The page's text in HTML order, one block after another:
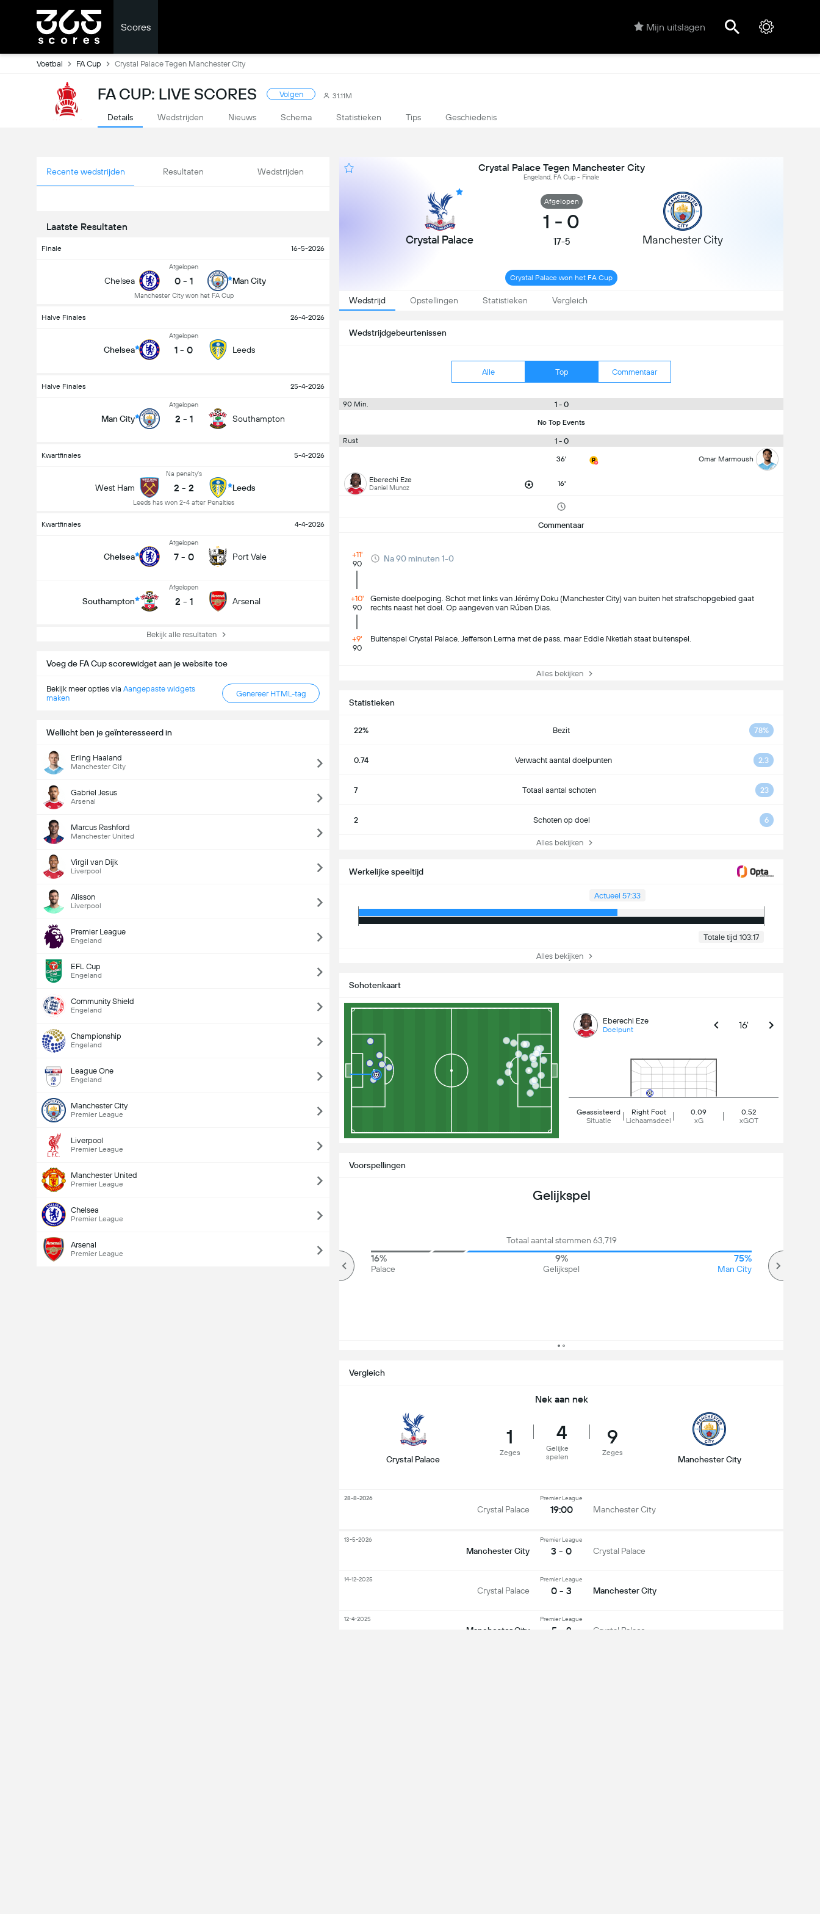
Scores Mijn uitslagen
Voetbal FA Cup Crystal Palace Tegen Manchester City
FA CUP: LIVE SCORES Volgen 31.11M
Details Wedstrijden Nieuws Schema Statistieken Tips Geschiedenis
Recente wedstrijden Resultaten Wedstrijden
Laatste Resultaten
Finale 16-5-2026
Chelsea
Afgelopen
0 - 1
Manchester City won het FA Cup
Man City
Halve Finales 26-4-2026
Chelsea
Afgelopen
1 - 0 Leeds
Halve Finales 25-4-2026
Man City
Afgelopen
2 - 1 Southampton
Kwartfinales 5-4-2026
West Ham
Na penalty's
2 - 2
Leeds has won 2-4 after Penalties
Leeds
Kwartfinales 4-4-2026
Chelsea
Afgelopen
7 - 0 Port Vale
Southampton
Afgelopen
2 - 1 Arsenal
Bekijk alle resultaten
Voeg de FA Cup scorewidget aan je website toe
Bekijk meer opties via Aangepaste widgets
maken
Genereer HTML-tag
Wellicht ben je geïnteresseerd in
Erling Haaland
Manchester City
Gabriel Jesus
Arsenal
Marcus Rashford
Manchester United
Virgil van Dijk
Liverpool
Alisson
Liverpool
Premier League
Engeland
EFL Cup
Engeland
Community Shield
Engeland
Championship
Engeland
League One
Engeland
Manchester City
Premier League
Liverpool
Premier League
Manchester United
Premier League
Chelsea
Premier League
Arsenal
Premier League
Crystal Palace Tegen Manchester City
Engeland, FA Cup - Finale
Crystal Palace
Afgelopen
1 - 0
17-5 Manchester City
Crystal Palace won het FA Cup
Wedstrijd Opstellingen Statistieken Vergleich
Wedstrijdgebeurtenissen
Alle Top Commentaar
90 Min. 1 - 0
No Top Events
Rust 1 - 0
36' Omar Marmoush
Eberechi Eze
Daniel Munoz 16'
Commentaar
+11'
90
Na 90 minuten 1-0
+10'
90
Gemiste doelpoging. Schot met links van Jérémy Doku (Manchester City) van buiten het strafschopgebied gaat
rechts naast het doel. Op aangeven van Rúben Dias.
+9'
90
Buitenspel Crystal Palace. Jefferson Lerma met de pass, maar Eddie Nketiah staat buitenspel.
Alles bekijken
Statistieken
22% Bezit 78%
0.74 Verwacht aantal doelpunten 2.3
7 Totaal aantal schoten 23
2 Schoten op doel 6
Alles bekijken
Werkelijke speeltijd
Actueel 57:33
Totale tijd 103:17
Alles bekijken
Schotenkaart
Eberechi Eze
Doelpunt 16'
Geassisteerd
Situatie
Right Foot
Lichaamsdeel
0.09
xG
0.52
xGOT
Voorspellingen
Gelijkspel
Totaal aantal stemmen 63,719
16%
Palace
9%
Gelijkspel
75%
Man City
- Meer dan/minder dan (2.5)
Totaal aantal stemmen 8,073
Vergleich
Nek aan nek
Crystal Palace
1
Zeges
4
Gelijke
spelen
9
Zeges
Manchester City
Crystal Palace
Premier League
19:00 Manchester City
28-8-2026
Manchester City
Premier League
3 - 0 Crystal Palace
13-5-2026
Crystal Palace
Premier League
0 - 3 Manchester City
14-12-2025
Manchester City
Premier League
5 - 2 Crystal Palace
12-4-2025